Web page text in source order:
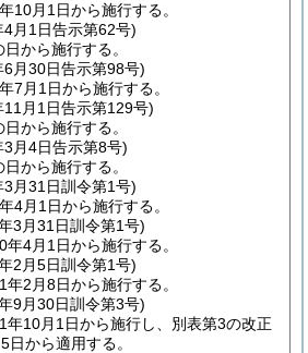
10月1日から施行する。
4月1日告示第62号)
から施行する。
6月30日告示第98号)
7月1日から施行する。
11月1日告示第129号)
から施行する。
3月4日告示第8号)
から施行する。
3月31日訓令第1号)
4月1日から施行する。
3月31日訓令第1号)
4月1日から施行する。
2月5日訓令第1号)
2月8日から施行する。
9月30日訓令第3号)
年10月1日から施行し、別表第3の改正
から適用する。